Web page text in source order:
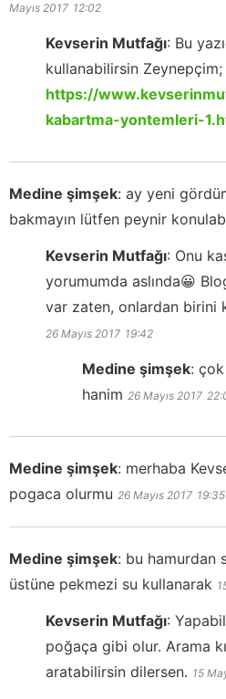
Mayıs 2017 12:02
Kevserin Mutfağı: Bu
kullanabilirsin Zeynepçim;
https://
kabartma-yontemleri-
Medine şimşek: ay yeni
bakmayın lütfen peynir
Kevserin Mutfağı: Onu
yorumumda aslında😀
var zaten, onlardan birini
26 Mayıs 2017 19:42
Medine şimşek:
hanim 26 Mayıs 2017
Medine şimşek: merhaba
pogaca olurmu 26 Mayıs 2017 19:35
Medine şimşek: bu hamurdan
üstüne pekmezi su kullanarak
Kevserin Mutfağı:
poğaça gibi olur. Arama
aratabilirsin dilersen. 15